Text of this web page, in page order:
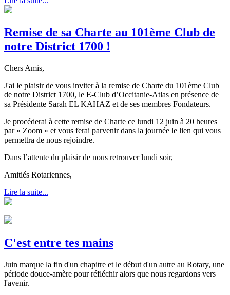
Remise de sa Charte au 101ème Club de
notre District 1700 !
Chers Amis,
J'ai le plaisir de vous inviter à la remise de Charte du 101ème Club
de notre District 1700, le E-Club d’Occitanie-Atlas en présence de
sa Présidente Sarah EL KAHAZ et de ses membres Fondateurs.
Je procéderai à cette remise de Charte ce lundi 12 juin à 20 heures
par « Zoom » et vous ferai parvenir dans la journée le lien qui vous
permettra de nous rejoindre.
Dans l’attente du plaisir de nous retrouver lundi soir,
Amitiés Rotariennes,
Lire la suite...
C'est entre tes mains
Juin marque la fin d'un chapitre et le début d'un autre au Rotary, une
période douce-amère pour réfléchir alors que nous regardons vers
l'avenir.